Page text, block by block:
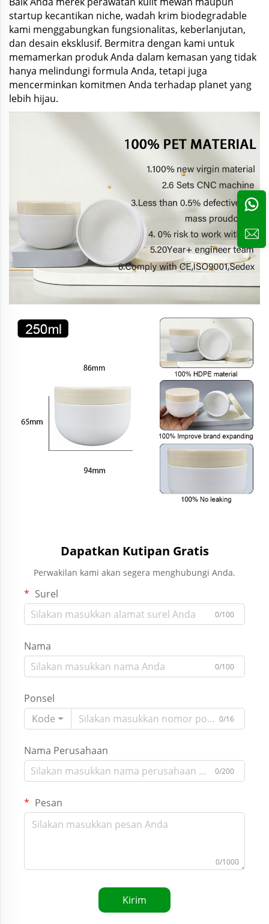
startup kecantikan niche, wadah krim biodegradable
kami menggabungkan fungsionalitas, keberlanjutan,
dan desain eksklusif. Bermitra dengan kami untuk
memamerkan produk Anda dalam kemasan yang tidak
hanya melindungi formula Anda, tetapi juga
mencerminkan komitmen Anda terhadap planet yang
lebih hijau.
Dapatkan Kutipan Gratis
Perwakilan kami akan segera menghubungi Anda.
Surel
0/100
Nama
0/100
Ponsel
Kode
0/16
Nama Perusahaan
0/200
Pesan
0/1000
Kirim